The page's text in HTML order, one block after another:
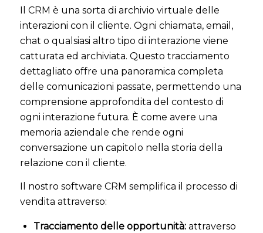
Il CRM è una sorta di archivio virtuale delle
interazioni con il cliente. Ogni chiamata, email,
chat o qualsiasi altro tipo di interazione viene
catturata ed archiviata. Questo tracciamento
dettagliato offre una panoramica completa
delle comunicazioni passate, permettendo una
comprensione approfondita del contesto di
ogni interazione futura. È come avere una
memoria aziendale che rende ogni
conversazione un capitolo nella storia della
relazione con il cliente.
Il nostro software CRM semplifica il processo di
vendita attraverso:
Tracciamento delle opportunità:attraverso